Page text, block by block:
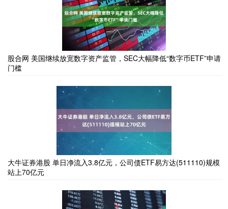
股合网 美国继续放宽数字资产监管，SEC大幅降低“数字币ETF”申请
门槛
大牛证券港股 单日净流入3.8亿元，公司债ETF易方达(511110)规模
站上70亿元